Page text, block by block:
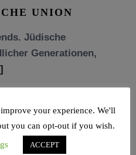
UNION
Generationen,
your experience. We'll
you can opt-out if you wish.
ACCEPT